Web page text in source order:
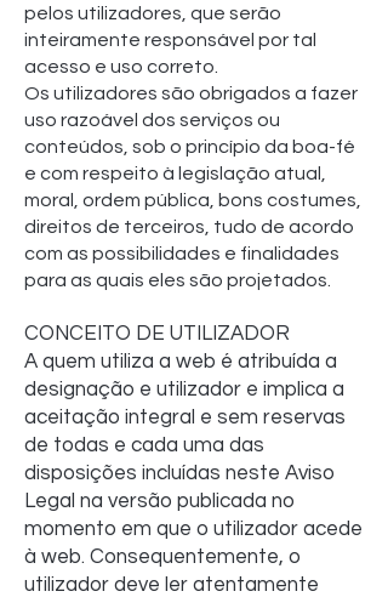
pelos utilizadores, que serão
inteiramente responsável por tal
acesso e uso correto.
Os utilizadores são obrigados a fazer
uso razoável dos serviços ou
conteúdos, sob o princípio da boa-fé
e com respeito à legislação atual,
moral, ordem pública, bons costumes,
direitos de terceiros, tudo de acordo
com as possibilidades e finalidades
para as quais eles são projetados.
CONCEITO DE UTILIZADOR
A quem utiliza a web é atribuída a
designação e utilizador e implica a
aceitação integral e sem reservas
de todas e cada uma das
disposições incluídas neste Aviso
Legal na versão publicada no
momento em que o utilizador acede
à web. Consequentemente, o
utilizador deve ler atentamente